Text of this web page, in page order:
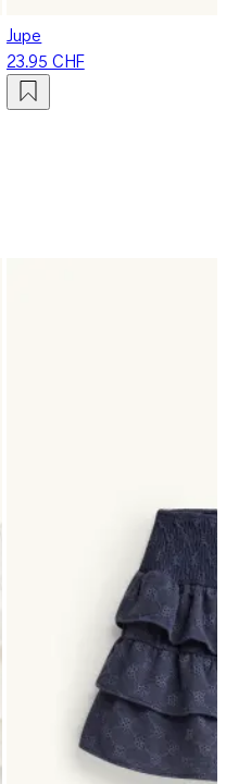
Jupe
23.95 CHF